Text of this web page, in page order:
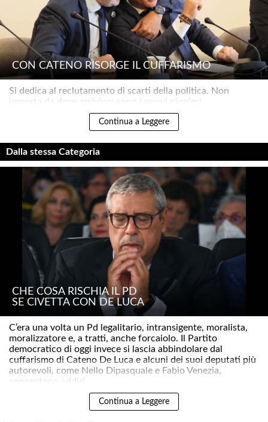
CON CATENO RISORGE IL CUFFARISMO
Si dedica al reclutamento di scarti della politica. Non
importa da dove arrivino: sono i nuovi pionieri..
Continua a Leggere
Dalla stessa Categoria
CHE COSA RISCHIA IL PD
SE CIVETTA CON DE LUCA
C’era una volta un Pd legalitario, intransigente, moralista,
moralizzatore e, a tratti, anche forcaiolo. Il Partito
democratico di oggi invece si lascia abbindolare dal
cuffarismo di Cateno De Luca e alcuni dei suoi deputati più
autorevoli, come Nello Dipasquale e Fabio Venezia,
consentono addiri..
Continua a Leggere